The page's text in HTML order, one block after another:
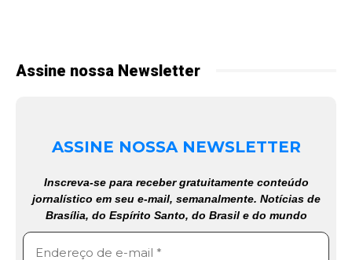
Assine nossa Newsletter
ASSINE NOSSA NEWSLETTER
Inscreva-se para receber gratuitamente conteúdo
jornalístico em seu e-mail, semanalmente. Notícias de
Brasília, do Espírito Santo, do Brasil e do mundo